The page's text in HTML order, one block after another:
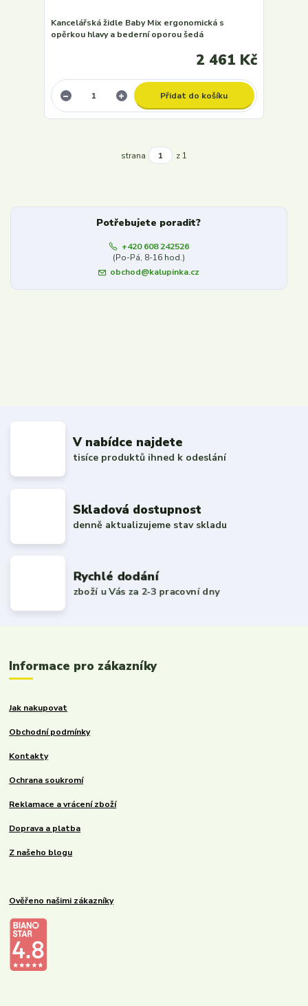
Kancelářská židle Baby Mix ergonomická s
opěrkou hlavy a bederní oporou šedá
2 461 Kč
Přidat do košíku
strana z 1
Potřebujete poradit?
+420 608 242526
(Po-Pá, 8-16 hod.)
obchod@kalupinka.cz
V nabídce najdete
tisíce produktů ihned k odeslání
Skladová dostupnost
denně aktualizujeme stav skladu
Rychlé dodání
zboží u Vás za 2-3 pracovní dny
Informace pro zákazníky
Jak nakupovat
Obchodní podmínky
Kontakty
Ochrana soukromí
Reklamace a vrácení zboží
Doprava a platba
Z našeho blogu
Ověřeno našimi zákazníky